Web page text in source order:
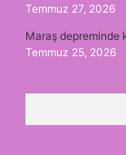
Temmuz 27, 2026
Maraş depreminde
Temmuz 25, 2026